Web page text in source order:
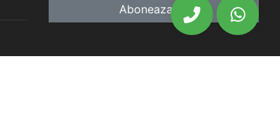
Aboneaza-te